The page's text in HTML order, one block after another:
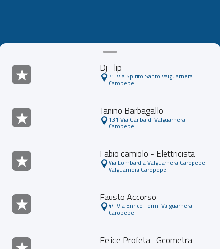
Dj Flip
71 Via Spirito Santo Valguarnera
Caropepe
Tanino Barbagallo
131 Via Garibaldi Valguarnera
Caropepe
Fabio camiolo - Elettricista
Via Lombardia Valguarnera Caropepe
Valguarnera Caropepe
Fausto Accorso
44 Via Enrico Fermi Valguarnera
Caropepe
Felice Profeta- Geometra